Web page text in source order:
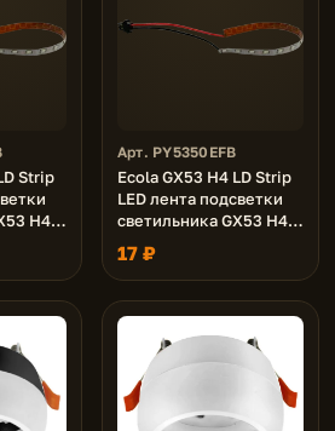
Strip
H4
Арт. PY5350EFB
Ecola GX53 H4 LD Strip
LED лента подсветки
светильника GX53 H4
LDxxxx 5.0W, Желтая
Yellow
17 ₽